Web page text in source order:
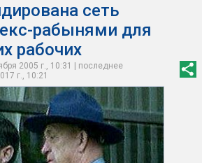
сеть
рабынями для
рабочих
2005 г., 10:31 | последнее
г., 10:21